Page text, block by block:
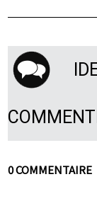
0 COMMENTAIRE